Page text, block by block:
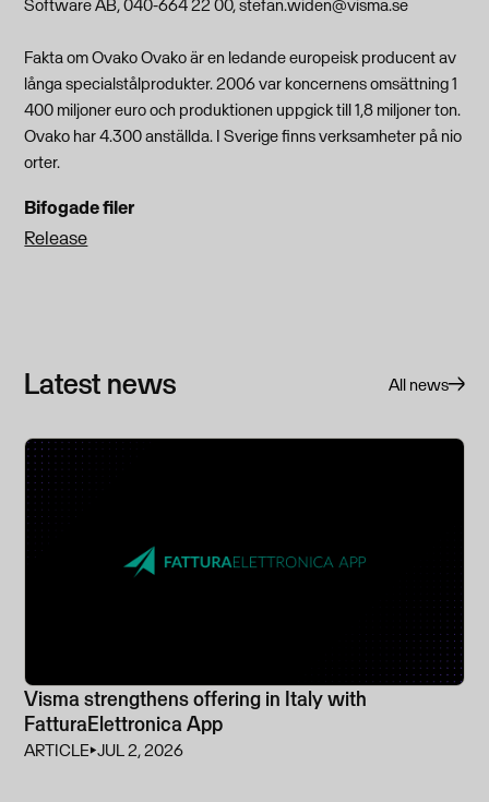
Software AB, 040-664 22 00,stefan.widen@visma.se
Fakta om Ovako Ovako är en ledande europeisk producent av
långa specialstålprodukter. 2006 var koncernens omsättning 1
400 miljoner euro och produktionen uppgick till 1,8 miljoner ton.
Ovako har 4.300 anställda. I Sverige finns verksamheter på nio
orter.
Bifogade filer
Release
Latest news All news
Visma strengthens offering in Italy with
FatturaElettronica App
ARTICLE⏵JUL 2, 2026